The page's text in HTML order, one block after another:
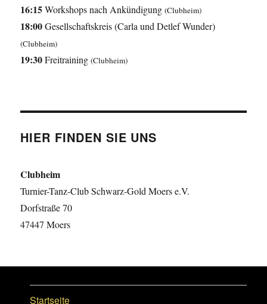
16:15Workshops nach Ankündigung(Clubheim)
18:00Gesellschaftskreis (Carla und Detlef Wunder)
(Clubheim)
19:30Freitraining(Clubheim)
HIER FINDEN SIE UNS
Clubheim
Turnier-Tanz-Club Schwarz-Gold Moers e.V.
Dorfstraße 70
47447 Moers
Startseite